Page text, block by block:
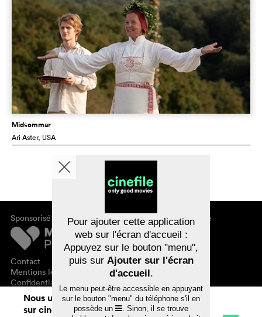
Midsommar
Ari Aster, USA
Sponsorisé par
Contact
Mentions légales
Confidentialité des données
À propos de cinefile
S'inscrire/s'abonner
Newsletter
FAQ
Bons-cadeaux
Nous utilisons des cookies. En naviguant
sur cinefile.ch, vous acceptez notre
Pour ajouter cette application
web sur l'écran d'accueil :
Appuyez sur le bouton "menu",
puis sur Ajouter sur l'écran
d'accueil.
Le menu peut-être accessible en appuyant
sur le bouton "menu" du téléphone s'il en
possède un
. Sinon, il se trouve